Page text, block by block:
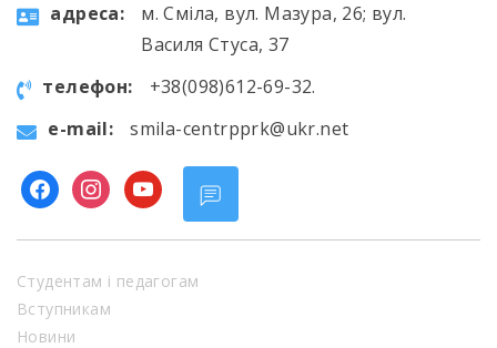
aдресa:
м. Сміла, вул. Мазура, 26; вул.
Василя Стуса, 37
телефон:
+38(098)612-69-32.
e-mail:
smila-centrpprk@ukr.net
facebookinstagram
youtube
Студентам і педагогам
Вступникам
Новини